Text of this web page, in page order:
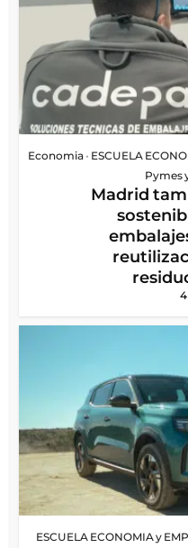
Economia • ESCUELA
Pymes
Madrid
ESCUELA ECONOMIA y